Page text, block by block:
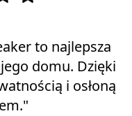
to najlepsza
domu. Dzięki
i osłoną